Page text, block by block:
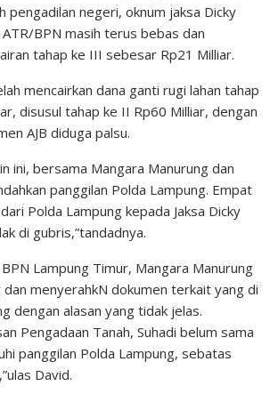
pengadilan negeri, oknum jaksa Dicky
ATR/BPN masih terus bebas dan
tahap ke III sebesar Rp21 Milliar.
mencairkan dana ganti rugi lahan tahap
disusul tahap ke II Rp60 Milliar, dengan
AJB diduga palsu.
ini, bersama Mangara Manurung dan
panggilan Polda Lampung. Empat
Polda Lampung kepada Jaksa Dicky
di gubris,”tandadnya.
Lampung Timur, Mangara Manurung
menyerahkN dokumen terkait yang di
dengan alasan yang tidak jelas.
Pengadaan Tanah, Suhadi belum sama
panggilan Polda Lampung, sebatas
David.